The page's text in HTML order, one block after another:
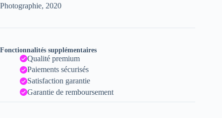
était :
est :
Photographie, 2020
Fonctionnalités supplémentaires
Qualité premium
Paiements sécurisés
Satisfaction garantie
Garantie de remboursement